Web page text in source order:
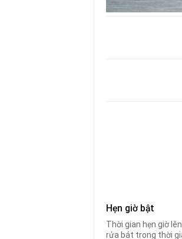
Hẹn giờ bật
Thời gian hẹn giờ
rửa bát trong thời